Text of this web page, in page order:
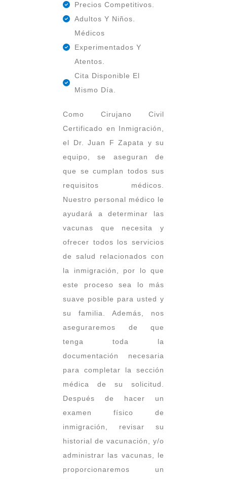
Precios Competitivos.
Adultos Y Niños.
Médicos
Experimentados Y
Atentos.
Cita Disponible El
Mismo Día.
Como Cirujano Civil
Certificado en Inmigración,
el Dr. Juan F Zapata y su
equipo, se aseguran de
que se cumplan todos sus
requisitos médicos.
Nuestro personal médico le
ayudará a determinar las
vacunas que necesita y
ofrecer todos los servicios
de salud relacionados con
la inmigración, por lo que
este proceso sea lo más
suave posible para usted y
su familia. Además, nos
aseguraremos de que
tenga toda la
documentación necesaria
para completar la sección
médica de su solicitud.
Después de hacer un
examen físico de
inmigración, revisar su
historial de vacunación, y/o
administrar las vacunas, le
proporcionaremos un